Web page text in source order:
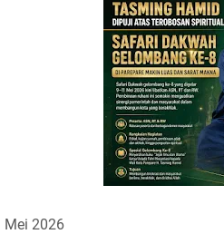
Mei 2026